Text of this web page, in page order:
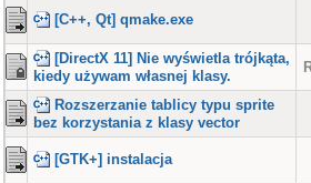
[C++, Qt] qmake.exe
[DirectX 11] Nie wyświetla trójkąta,
kiedy używam własnej klasy.
Rozszerzanie tablicy typu sprite
bez korzystania z klasy vector
[GTK+] instalacja